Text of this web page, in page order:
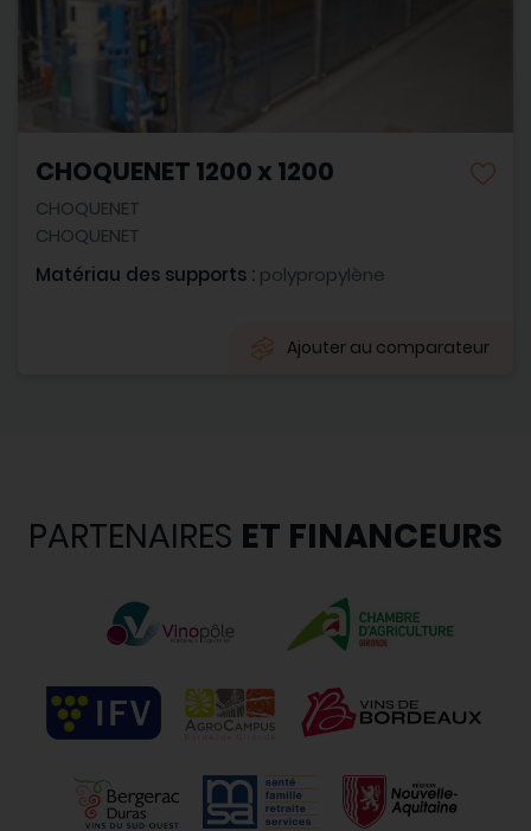
CHOQUENET 1200 x 1200
CHOQUENET
CHOQUENET
Matériau des supports : polypropylène
Ajouter au comparateur
PARTENAIRES ET FINANCEURS